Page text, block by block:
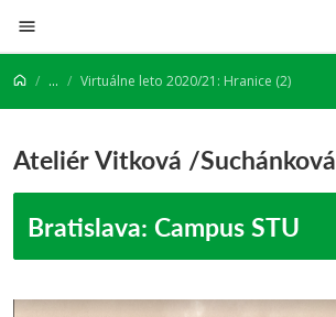
Prejsť na obsah
... Virtuálne leto 2020/21: Hranice (2)
Ateliér Vitková /Suchánková
Bratislava: Campus STU